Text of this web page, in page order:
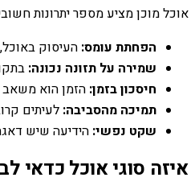
אוכל מוכן מציע מספר יתרונות
הפחתת עומס: העיסוק
שמירה על תזונה נכונה:
חיסכון בזמן: הזמן הוא
תמיכה מהסביבה: לעיתים
שקט נפשי: הידיעה שיש
איזה סוגי אוכל כדאי